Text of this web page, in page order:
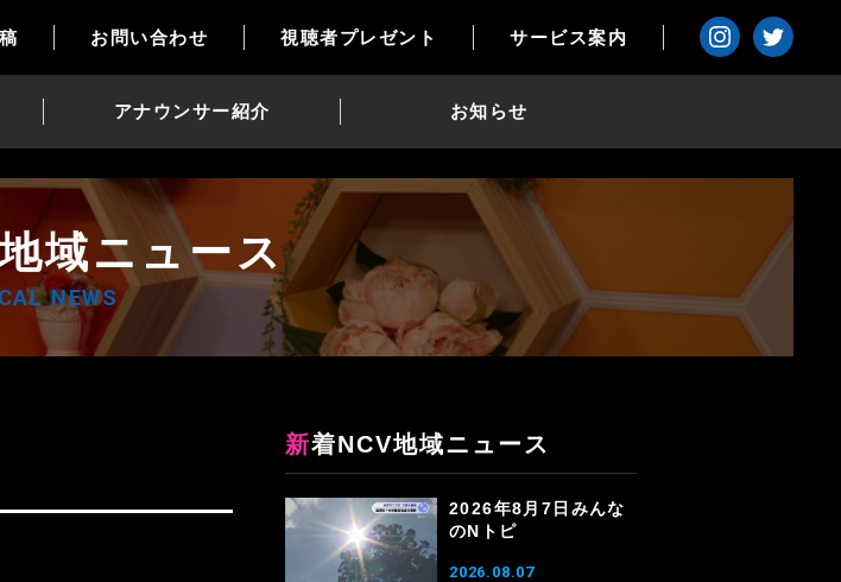
お問い合わせ 視聴者プレゼント サービス案内
アナウンサー紹介 お知らせ
域ニュース
NEWS
新着NCV地域ニュース
2026年8月7日みんな
のNトピ
2026.08.07